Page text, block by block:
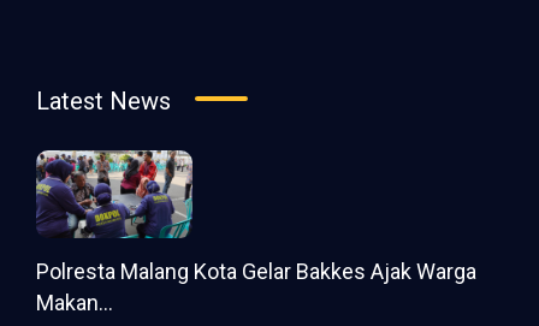
Latest News
Polresta Malang Kota Gelar Bakkes Ajak Warga
Makan...